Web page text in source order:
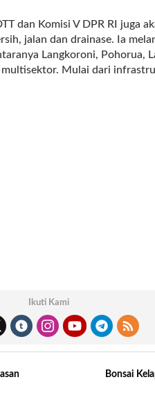
dan Komisi V DPR RI juga
jalan dan drainase. Ia
Langkoroni, Pohorua,
Mulai dari
Ikuti Kami
Bonsai